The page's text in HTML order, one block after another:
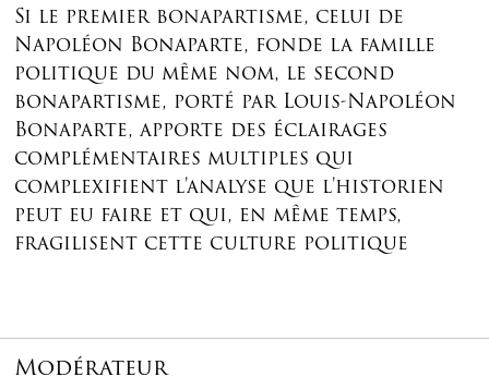
Si le premier bonapartisme, celui de
Napoléon Bonaparte, fonde la famille
politique du même nom, le second
bonapartisme, porté par Louis-Napoléon
Bonaparte, apporte des éclairages
complémentaires multiples qui
complexifient l'analyse que l'historien
peut eu faire et qui, en même temps,
fragilisent cette culture politique
Modérateur